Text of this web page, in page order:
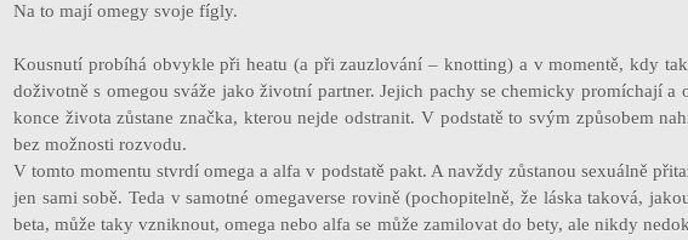
Na to mají omegy svoje fígly.
Kousnutí probíhá obvykle při heatu (a při zauzlování – knotting) a v momentě, kdy
doživotně s omegou sváže jako životní partner. Jejich pachy se chemicky promíchají a
konce života zůstane značka, kterou nejde odstranit. V podstatě to svým způsobem
bez možnosti rozvodu.
V tomto momentu stvrdí omega a alfa v podstatě pakt. A navždy zůstanou sexuálně
jen sami sobě. Teda v samotné omegaverse rovině (pochopitelně, že láska taková,
beta, může taky vzniknout, omega nebo alfa se může zamilovat do bety, ale nikdy